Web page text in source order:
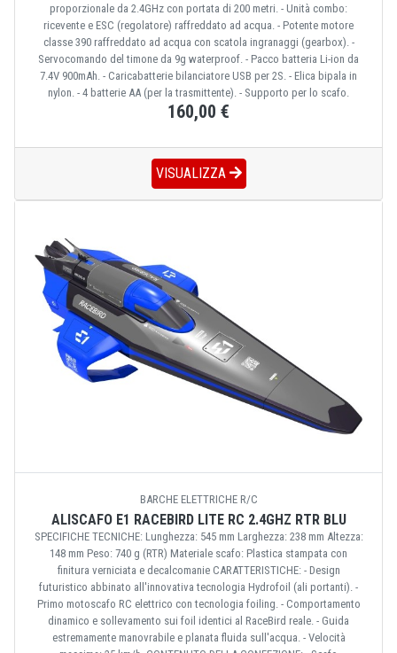
proporzionale da 2.4GHz con portata di 200 metri. - Unità combo:
ricevente e ESC (regolatore) raffreddato ad acqua. - Potente motore
classe 390 raffreddato ad acqua con scatola ingranaggi (gearbox). -
Servocomando del timone da 9g waterproof. - Pacco batteria Li-ion da
7.4V 900mAh. - Caricabatterie bilanciatore USB per 2S. - Elica bipala in
nylon. - 4 batterie AA (per la trasmittente). - Supporto per lo scafo.
160,00 €
VISUALIZZA
BARCHE ELETTRICHE R/C
ALISCAFO E1 RACEBIRD LITE RC 2.4GHZ RTR BLU
SPECIFICHE TECNICHE: Lunghezza: 545 mm Larghezza: 238 mm Altezza:
148 mm Peso: 740 g (RTR) Materiale scafo: Plastica stampata con
finitura verniciata e decalcomanie CARATTERISTICHE: - Design
futuristico abbinato all'innovativa tecnologia Hydrofoil (ali portanti). -
Primo motoscafo RC elettrico con tecnologia foiling. - Comportamento
dinamico e sollevamento sui foil identici al RaceBird reale. - Guida
estremamente manovrabile e planata fluida sull'acqua. - Velocità